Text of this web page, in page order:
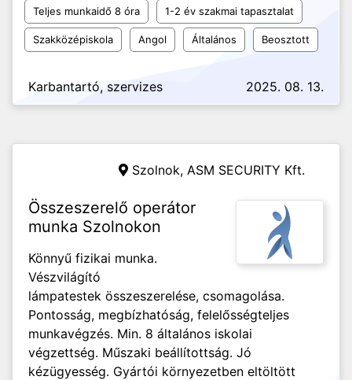
Teljes munkaidő 8 óra 1-2 év szakmai tapasztalat
Szakközépiskola Angol Általános Beosztott
Karbantartó, szervizes 2025. 08. 13.
Szolnok, ASM SECURITY Kft.
Összeszerelő operátor
munka Szolnokon
Könnyű fizikai munka.
Vészvilágító
lámpatestek összeszerelése, csomagolása.
Pontosság, megbízhatóság, felelősségteljes
munkavégzés. Min. 8 általános iskolai
végzettség. Műszaki beállítottság. Jó
kézügyesség. Gyártói környezetben eltöltött